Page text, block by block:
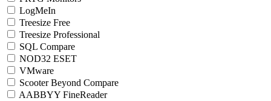
LogMeIn
Treesize Free
Treesize Professional
SQL Compare
NOD32 ESET
VMware
Scooter Beyond Compare
AABBYY FineReader